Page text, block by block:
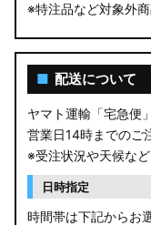
※特注品など対象外
■ 配送について
ヤマト運輸「宅急便
営業日14時までのご
※受注状況や天候な
日時指定
時間帯は下記からお